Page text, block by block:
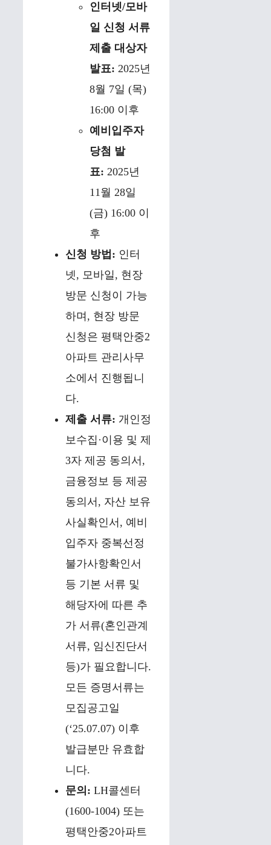
인터넷/모바
일 신청 서류
제출 대상자
발표: 2025년
8월 7일 (목)
16:00 이후
예비입주자
당첨 발
표: 2025년
11월 28일
(금) 16:00 이
후
신청 방법: 인터
넷, 모바일, 현장
방문 신청이 가능
하며, 현장 방문
신청은 평택안중2
아파트 관리사무
소에서 진행됩니
다.
제출 서류: 개인정
보수집·이용 및 제
3자 제공 동의서,
금융정보 등 제공
동의서, 자산 보유
사실확인서, 예비
입주자 중복선정
불가사항확인서
등 기본 서류 및
해당자에 따른 추
가 서류(혼인관계
서류, 임신진단서
등)가 필요합니다.
모든 증명서류는
모집공고일
(‘25.07.07) 이후
발급분만 유효합
니다.
문의: LH콜센터
(1600-1004) 또는
평택안중2아파트